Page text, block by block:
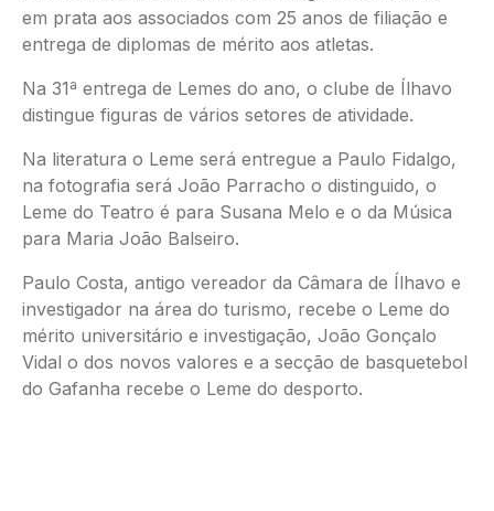
em prata aos associados com 25 anos de filiação e
entrega de diplomas de mérito aos atletas.
Na 31ª entrega de Lemes do ano, o clube de Ílhavo
distingue figuras de vários setores de atividade.
Na literatura o Leme será entregue a Paulo Fidalgo,
na fotografia será João Parracho o distinguido, o
Leme do Teatro é para Susana Melo e o da Música
para Maria João Balseiro.
Paulo Costa, antigo vereador da Câmara de Ílhavo e
investigador na área do turismo, recebe o Leme do
mérito universitário e investigação, João Gonçalo
Vidal o dos novos valores e a secção de basquetebol
do Gafanha recebe o Leme do desporto.